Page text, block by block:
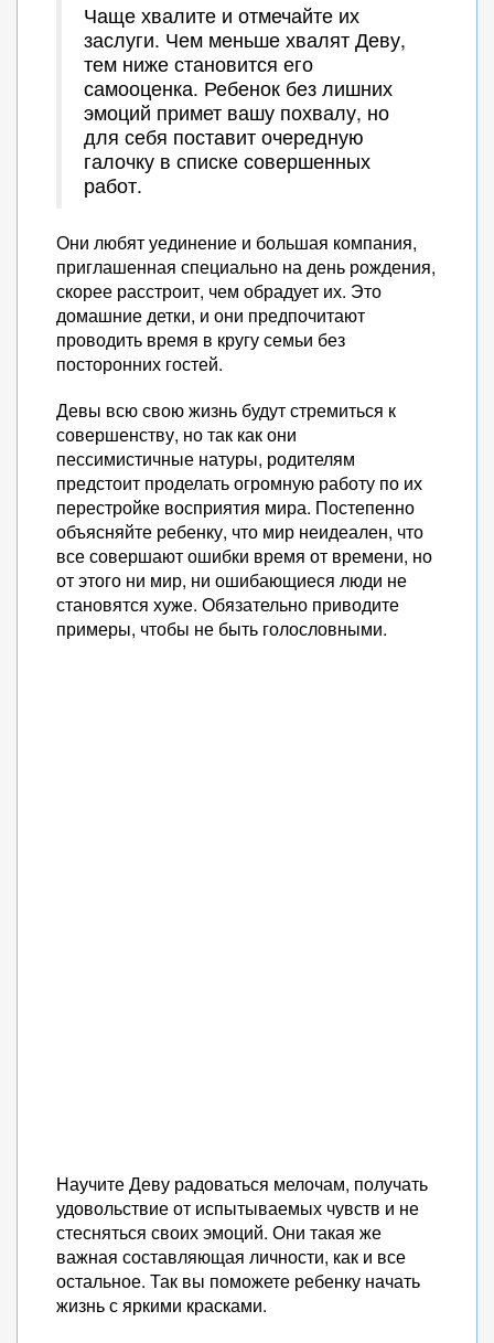
Чаще хвалите и отмечайте их
заслуги. Чем меньше хвалят Деву,
тем ниже становится его
самооценка. Ребенок без лишних
эмоций примет вашу похвалу, но
для себя поставит очередную
галочку в списке совершенных
работ.
Они любят уединение и большая компания,
приглашенная специально на день рождения,
скорее расстроит, чем обрадует их. Это
домашние детки, и они предпочитают
проводить время в кругу семьи без
посторонних гостей.
Девы всю свою жизнь будут стремиться к
совершенству, но так как они
пессимистичные натуры, родителям
предстоит проделать огромную работу по их
перестройке восприятия мира. Постепенно
объясняйте ребенку, что мир неидеален, что
все совершают ошибки время от времени, но
от этого ни мир, ни ошибающиеся люди не
становятся хуже. Обязательно приводите
примеры, чтобы не быть голословными.
Научите Деву радоваться мелочам, получать
удовольствие от испытываемых чувств и не
стесняться своих эмоций. Они такая же
важная составляющая личности, как и все
остальное. Так вы поможете ребенку начать
жизнь с яркими красками.